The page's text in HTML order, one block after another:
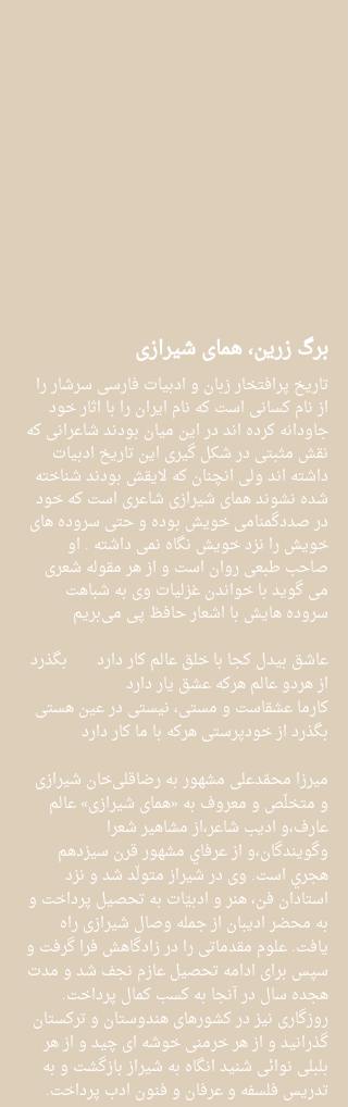
برگ زرین، همای شیرازی
تاریخ پرافتخار زبان و ادبیات فارسی سرشار را
از نام کسانی است که نام ایران را با اثار خود
جاودانه کرده اند در این میان بودند شاعرانی که
نقش مثبتی در شکل گیری این تاریخ ادبیات
داشته اند ولی انچنان که لایقش بودند شناخته
شده نشوند همای شیرازی شاعری است که خود
در صددگمنامی خویش بوده و حتی سروده های
خویش را نزد خویش نگاه نمی داشته . او
صاحب طبعی روان است و از هر مقوله شعری
می گوید با خواندن غزلیات وی به شباهت
سروده هایش با اشعار حافظ پی می‌بریم
عاشق بيدل كجا با خلق عالم كار دارد	بگذرد
از ‎هر‎دو ‎عالم هر‎كه عشق يار ‎دارد
بگذرد از خودپرستی هركه با ما ‎كار ‎دارد
میرزا محمّدعلی مشهور به رضاقلی‌خان شیرازی
و متخلّص و معروف به «همای شیرازی» عالم
عارف،و اديب شاعر،از مشاهير شعرا
وگويندگان،و از عرفاي مشهور قرن سيزدهم
هجري است. وی در شیراز متولّد شد و نزد
استادان فن، هنر و ادبیّات به تحصیل پرداخت و
به محضر ادیبان از جمله وصال شیرازی راه
یافت. علوم مقدماتی را در زادگاهش فرا گرفت و
سپس برای ادامه تحصیل عازم نجف شد و مدت
هجده سال در آنجا به کسب کمال پرداخت.
روزگاری نیز در کشورهای هندوستان و ترکستان
گذرانید و از هر خرمنی خوشه ای چید و از هر
بلبلی نوائی شنید انگاه به شیراز بازگشت و به
تدریس فلسفه و عرفان و فنون ادب پرداخت.